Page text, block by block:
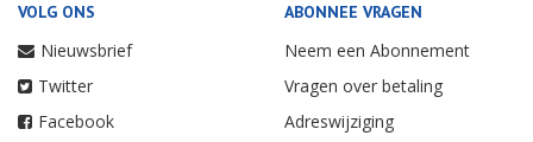
VOLG ONS
Nieuwsbrief
Twitter
Facebook
ABONNEE VRAGEN
Neem een Abonnement
Vragen over betaling
Adreswijziging